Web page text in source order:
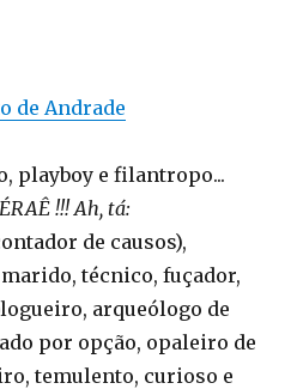
de Andrade
playboy e filantropo...
!!! Ah, tá:
de causos),
técnico, fuçador,
arqueólogo de
por opção, opaleiro de
temulento, curioso e